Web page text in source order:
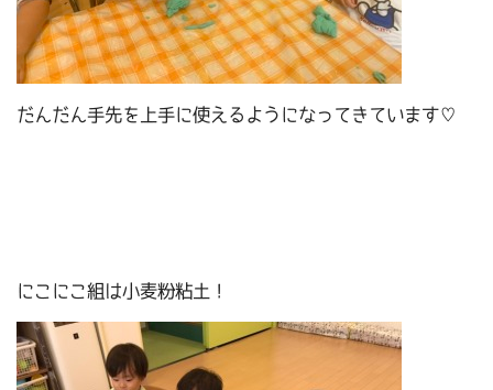
だんだん手先を上手に使えるようになってきています♡
にこにこ組は小麦粉粘土！